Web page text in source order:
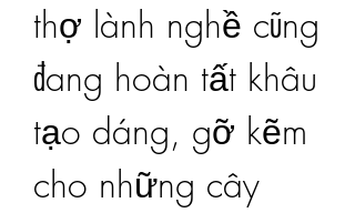
thợ lành nghề cũng
đang hoàn tất khâu
tạo dáng, gỡ kẽm
cho những cây